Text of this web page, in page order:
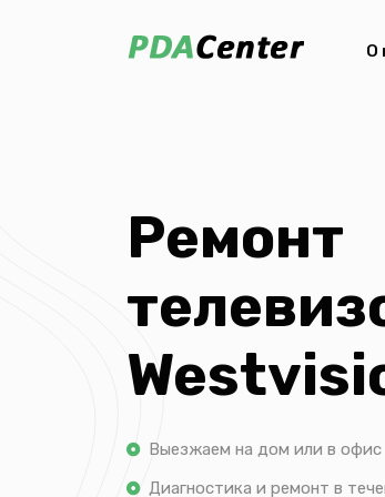
О
Ремонт
Выезжаем на дом или в офис
Диагностика и ремонт в